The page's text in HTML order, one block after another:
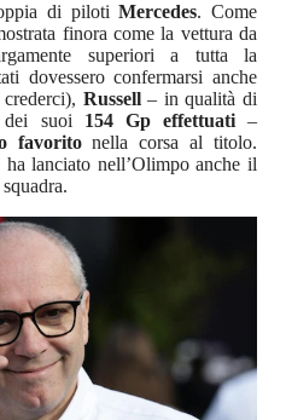
di pilotiMercedes. Come
finora come la vettura da
superiori a tutta la
dovessero confermarsi anche
Russell– in qualità di
dei suoi 154 Gp effettuati–
favoritonella corsa al titolo.
lanciato nell’Olimpo anche il